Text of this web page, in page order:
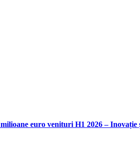
euro venituri H1 2026 – Inovație